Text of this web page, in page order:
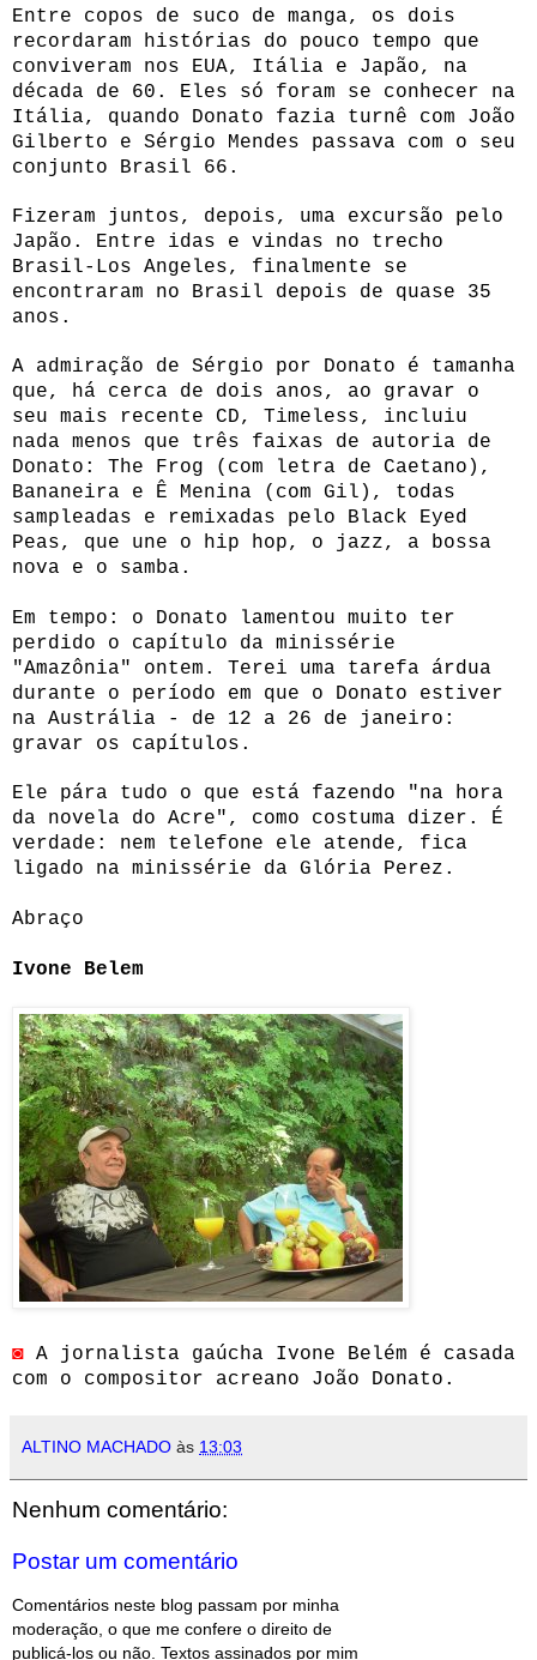
Entre copos de suco de manga, os dois
recordaram histórias do pouco tempo que
conviveram nos EUA, Itália e Japão, na
década de 60. Eles só foram se conhecer na
Itália, quando Donato fazia turnê com João
Gilberto e Sérgio Mendes passava com o seu
conjunto Brasil 66.
Fizeram juntos, depois, uma excursão pelo
Japão. Entre idas e vindas no trecho
Brasil-Los Angeles, finalmente se
encontraram no Brasil depois de quase 35
anos.
A admiração de Sérgio por Donato é tamanha
que, há cerca de dois anos, ao gravar o
seu mais recente CD, Timeless, incluiu
nada menos que três faixas de autoria de
Donato: The Frog (com letra de Caetano),
Bananeira e Ê Menina (com Gil), todas
sampleadas e remixadas pelo Black Eyed
Peas, que une o hip hop, o jazz, a bossa
nova e o samba.
Em tempo: o Donato lamentou muito ter
perdido o capítulo da minissérie
"Amazônia" ontem. Terei uma tarefa árdua
durante o período em que o Donato estiver
na Austrália - de 12 a 26 de janeiro:
gravar os capítulos.
Ele pára tudo o que está fazendo "na hora
da novela do Acre", como costuma dizer. É
verdade: nem telefone ele atende, fica
ligado na minissérie da Glória Perez.
Abraço
Ivone Belem
◙ A jornalista gaúcha Ivone Belém é casada
com o compositor acreano João Donato.
ALTINO MACHADO às 13:03
Nenhum comentário:
Postar um comentário
Comentários neste blog passam por minha
moderação, o que me confere o direito de
publicá-los ou não. Textos assinados por mim